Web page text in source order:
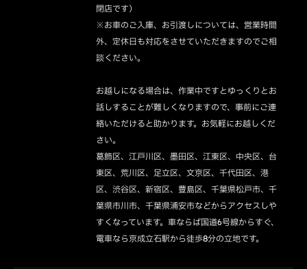
閉店です）
※お車のご入庫、お引渡しについては、営業時間
外、定休日も対応をさせていただきますのでご相
談ください。
お越しになる場合は、作業中ですとゆっくりとお
話しすることが難しくなりますので、事前にご連
絡いただけると助かります。お気軽にお越しくだ
さい。
葛飾区、江戸川区、墨田区、江東区、中央区、台
東区、荒川区、足立区、文京区、千代田区、港
区、渋谷区、新宿区、豊島区、千葉県松戸市、千
葉県市川市、千葉県浦安市などからアクセスしや
すくなっています。車ならば国道6号線からすぐ、
電車なら京成立石駅から徒歩8分の立地です。